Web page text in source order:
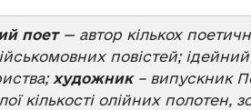
поет— автор кількох
повістей;
художник – випускник
кількості олійних полотен,